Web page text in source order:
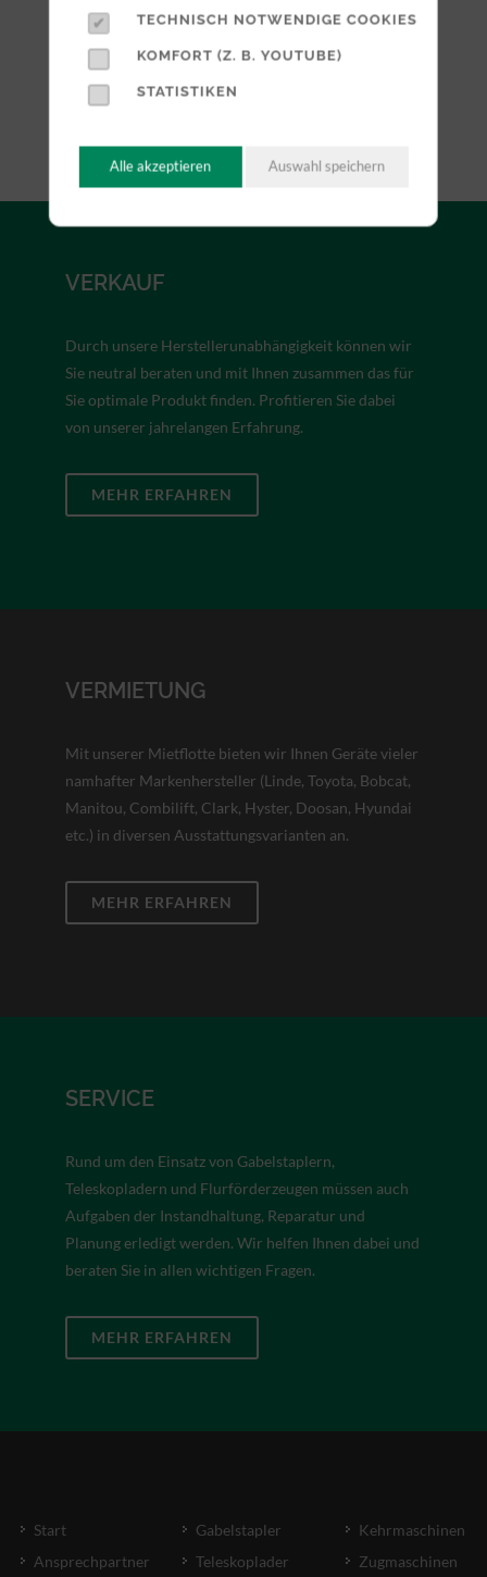
VERKAUF
Durch unsere Herstellerunabhängigkeit können wir
Sie neutral beraten und mit Ihnen zusammen das für
Sie optimale Produkt finden. Profitieren Sie dabei
von unserer jahrelangen Erfahrung.
MEHR ERFAHREN
VERMIETUNG
Mit unserer Mietflotte bieten wir Ihnen Geräte vieler
namhafter Markenhersteller (Linde, Toyota, Bobcat,
Manitou, Combilift, Clark, Hyster, Doosan, Hyundai
etc.) in diversen Ausstattungsvarianten an.
MEHR ERFAHREN
SERVICE
Rund um den Einsatz von Gabelstaplern,
Teleskopladern und Flurförderzeugen müssen auch
Aufgaben der Instandhaltung, Reparatur und
Planung erledigt werden. Wir helfen Ihnen dabei und
beraten Sie in allen wichtigen Fragen.
MEHR ERFAHREN
Start
Ansprechpartner
Gabelstapler
Teleskoplader
Kehrmaschinen
Zugmaschinen
TECHNISCH NOTWENDIGE COOKIES
KOMFORT (Z. B. YOUTUBE)
STATISTIKEN
Alle akzeptieren Auswahl speichern